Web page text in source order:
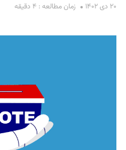
۲۰ دی ۱۴۰۲ زمان مطالعه : ۴ دقیقه